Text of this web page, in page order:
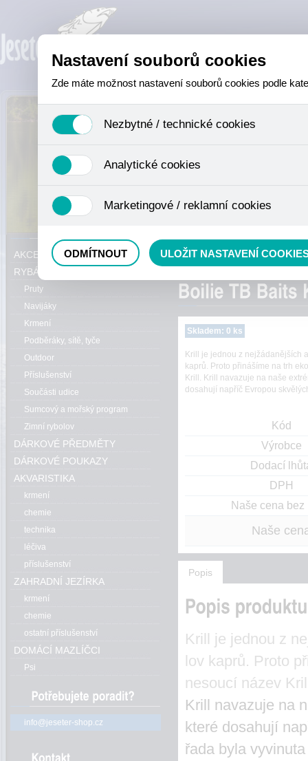
Právě se nacházíte:
boilies
Skladem: 0 ks
Krill je jednou z nejžádanějších
kaprů. Proto přinášíme na trh
Krill. Krill navazuje na naše
dosahují napříč Evropou
Kód
Výrobce
Dodací
DPH
Naše cena bez
Naše
Popis
Krill je jednou z
lov kaprů. Proto
nesoucí název
Krill navazuje na
které dosahují
řada byla
AKCE, SLEVY, VÝPRODEJ
RYBÁŘSKÝ SORTIMENT
Pruty
Navijáky
Krmení
Podběráky, sítě, tyče
Outdoor
Příslušenství
Součásti udice
Sumcový a mořský program
Zimní rybolov
DÁRKOVÉ PŘEDMĚTY
DÁRKOVÉ POUKAZY
AKVARISTIKA
krmení
chemie
technika
léčiva
příslušenství
ZAHRADNÍ JEZÍRKA
krmení
chemie
ostatní příslušenství
DOMÁCÍ MAZLÍČCI
Psi
info@jeseter-shop.cz
Nastavení souborů cookies
Zde máte možnost nastavení souborů cookies podle
Nezbytné / technické cookies
se mimo jiné k ukládání produktů v nákupním košíku,
není zapotřebí Váš souhlas a není možné jej ani odebrat.
Analytické cookies
nejedná o osobní údaje, protože anonymizované cookies
odkazy, prohlížené zboží apod.
Marketingové / reklamní cookies
ODMÍTNOUT ULOŽIT NASTAVENÍ